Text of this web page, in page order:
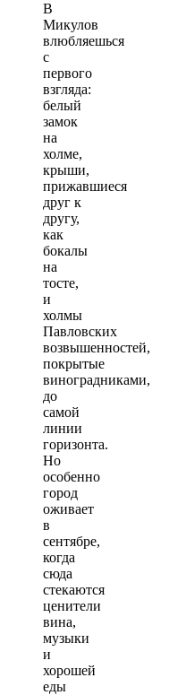
В
Микулов
влюбляешься
с
первого
взгляда:
белый
замок
на
холме,
крыши,
прижавшиеся
друг к
другу,
как
бокалы
на
тосте,
и
холмы
Павловских
возвышенностей,
покрытые
виноградниками,
до
самой
линии
горизонта.
Но
особенно
город
оживает
в
сентябре,
когда
сюда
стекаются
ценители
вина,
музыки
и
хорошей
еды